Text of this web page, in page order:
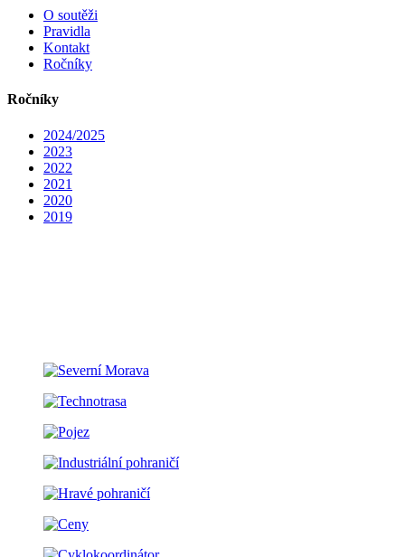
O soutěži
Pravidla
Kontakt
Ročníky
Ročníky
2024/2025
2023
2022
2021
2020
2019